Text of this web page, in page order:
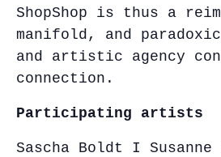
ShopShop is thus a
manifold, and
and artistic agency
connection.
Participating artists
Sascha Boldt I